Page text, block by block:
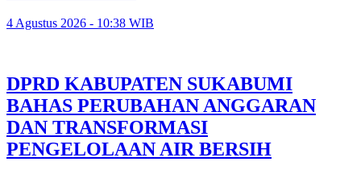
4 Agustus 2026 - 10:38 WIB
DPRD KABUPATEN SUKABUMI
BAHAS PERUBAHAN ANGGARAN
DAN TRANSFORMASI
PENGELOLAAN AIR BERSIH